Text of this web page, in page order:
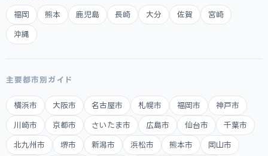
福岡 熊本 鹿児島 長崎 大分 佐賀 宮崎
沖縄
主要都市別ガイド
横浜市 大阪市 名古屋市 札幌市 福岡市 神戸市
川崎市 京都市 さいたま市 広島市 仙台市 千葉市
北九州市 堺市 新潟市 浜松市 熊本市 岡山市